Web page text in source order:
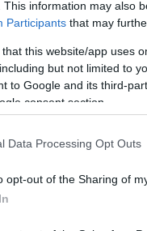
This information may also
Participants that may
that this website/app uses
but not limited to
to Google and its third-
consent section.
Data Processing Opt Outs
opt-out of the Sharing of
alacsonyabb
miatt kollektíven
nagyon kell majd
"Igazából az jutott
Európai Bírósági határozat úgy
akkor így, hogy gyakorlatilag
III. negyedéve meg át is
tévedek, ha azt mondom,
milliárdos lyukat, és még